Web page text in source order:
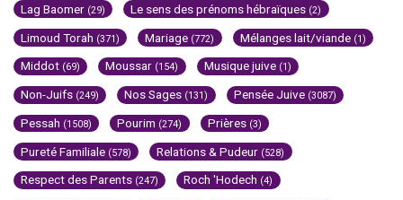
Lag Baomer (29) Le sens des prénoms hébraïques (2)
Limoud Torah (371) Mariage (772) Mélanges lait/viande (1)
Middot (69) Moussar (154) Musique juive (1)
Non-Juifs (249) Nos Sages (131) Pensée Juive (3087)
Pessah (1508) Pourim (274) Prières (3)
Pureté Familiale (578) Relations & Pudeur (528)
Respect des Parents (247) Roch 'Hodech (4)